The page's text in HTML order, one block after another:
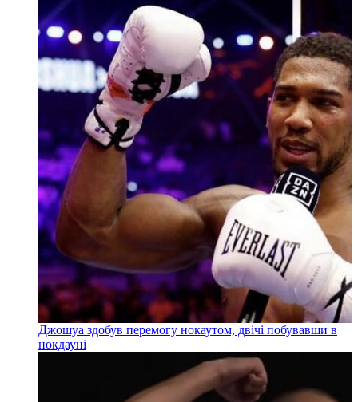
Джошуа здобув перемогу нокаутом, двічі побувавши в
нокдауні